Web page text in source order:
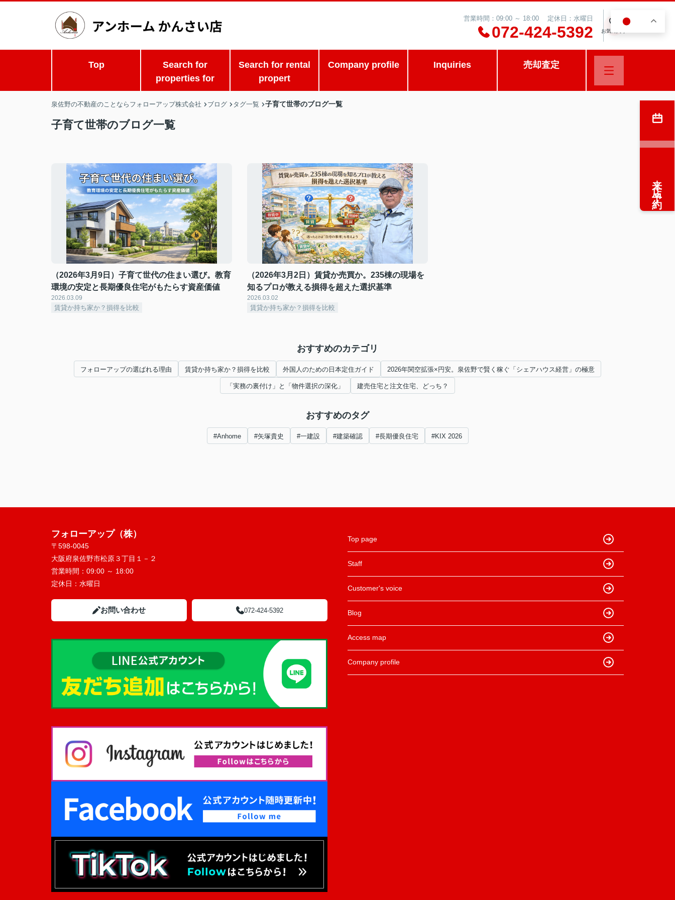
営業時間：09:00 ～ 18:00 定休日：水曜日
072-424-5392 お気に入り
Top
Search for
properties for
Search for rental
propert
Company profile Inquiries 売却査定
泉佐野の不動産のことならフォローアップ株式会社 ブログ タグ一覧 子育て世帯のブログ一覧
子育て世帯のブログ一覧
（2026年3月9日）子育て世代の住まい選び。教育
環境の安定と長期優良住宅がもたらす資産価値
2026.03.09
賃貸か持ち家か？損得を比較
（2026年3月2日）賃貸か売買か。235棟の現場を
知るプロが教える損得を超えた選択基準
2026.03.02
賃貸か持ち家か？損得を比較
おすすめのカテゴリ
フォローアップの選ばれる理由 賃貸か持ち家か？損得を比較 外国人のための日本定住ガイド 2026年関空拡張×円安。泉佐野で賢く稼ぐ「シェアハウス経営」の極意
「実務の裏付け」と「物件選択の深化」 建売住宅と注文住宅、どっち？
おすすめのタグ
#Anhome #矢塚貴史 #一建設 #建築確認 #長期優良住宅 #KIX 2026
来店予約
フォローアップ（株）
〒598-0045
大阪府泉佐野市松原３丁目１－２
営業時間： 09:00 ～ 18:00
定休日： 水曜日
お問い合わせ 072-424-5392
Top page
Staff
Customer's voice
Blog
Access map
Company profile